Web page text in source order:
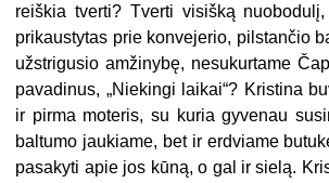
reiškia tverti? Tverti visišką
prikaustytas prie konvejerio, pilstančio
užstrigusio amžinybę, nesukurtame
pavadinus, „Niekingi laikai“? Kristina
ir pirma moteris, su kuria gyvenau
baltumo jaukiame, bet ir erdviame
pasakyti apie jos kūną, o gal ir sielą.